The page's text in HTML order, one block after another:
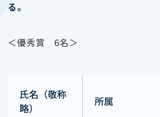
る。
＜優秀賞 6名＞
氏名（敬称
略）
所属